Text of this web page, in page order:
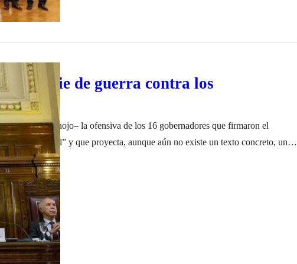
en pie de guerra contra los
–y bastante enojo– la ofensiva de los 16 gobernadores que firmaron el
Federal” y que proyecta, aunque aún no existe un texto concreto, un
miembros, tal vez uno designado por cada mandatario provincial. Todo
a casi cualquier cambio en el número…